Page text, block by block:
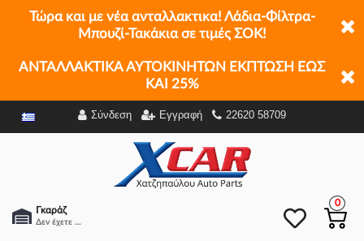
Τώρα και με νέα ανταλλακτικα! Λάδια-Φίλτρα-
Μπουζί-Τακάκια σε τιμές ΣΟΚ!
ΑΝΤΑΛΛΑΚΤΙΚΑ ΑΥΤΟΚΙΝΗΤΩΝ ΕΚΠΤΩΣΗ ΕΩΣ
ΚΑΙ 25%
Σύνδεση Εγγραφή 22620 58709
Γκαράζ
Δεν έχετε επιλέξει αμάξι.
0